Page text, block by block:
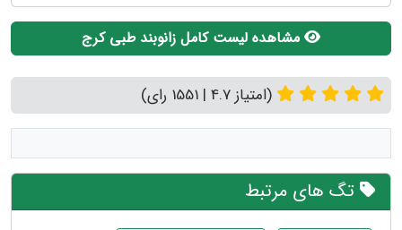
مشاهده لیست کامل زانوبند طبی کرج
(امتیاز 4.7 | 1551 رای)
تگ های مرتبط